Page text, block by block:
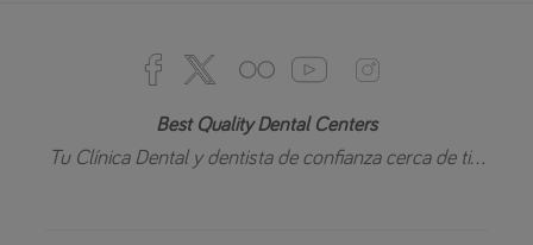
Best Quality Dental Centers
Tu Clínica Dental y dentista de confianza cerca de ti...